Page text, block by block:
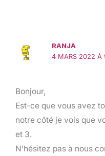
RANJA
4 MARS 2022 À
Bonjour,
Est-ce que vous avez
notre côté je vois que
et 3.
N’hésitez pas à nous